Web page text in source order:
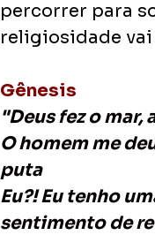
percorrer para
religiosidade
Gênesis
"Deus fez o mar,
O homem me
puta
Eu?! Eu tenho
sentimento de